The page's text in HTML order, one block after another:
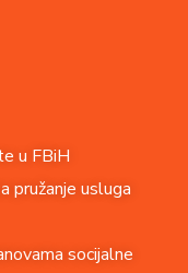
u FBiH
pružanje usluga
socijalne